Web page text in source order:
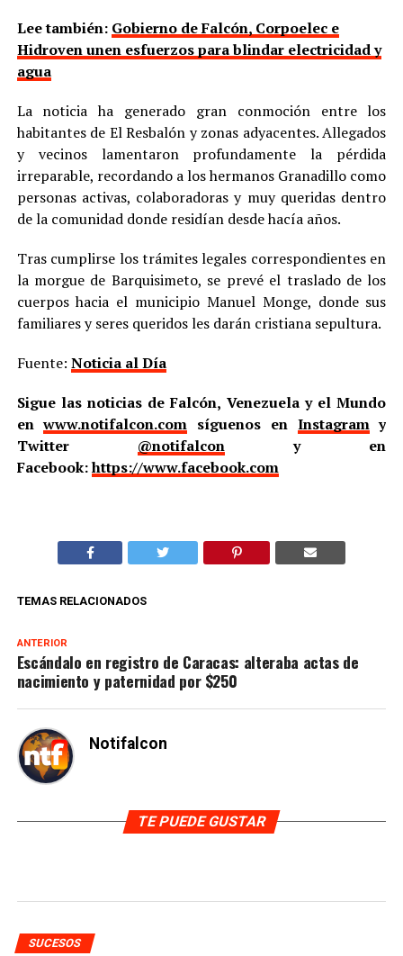
Lee también: Gobierno de Falcón, Corpoelec e
Hidroven unen esfuerzos para blindar electricidad y
agua
La noticia ha generado gran conmoción entre los
habitantes de El Resbalón y zonas adyacentes. Allegados
y vecinos lamentaron profundamente la pérdida
irreparable, recordando a los hermanos Granadillo como
personas activas, colaboradoras y muy queridas dentro
de la comunidad donde residían desde hacía años.
Tras cumplirse los trámites legales correspondientes en
la morgue de Barquisimeto, se prevé el traslado de los
cuerpos hacia el municipio Manuel Monge, donde sus
familiares y seres queridos les darán cristiana sepultura.
Fuente: Noticia al Día
Sigue las noticias de Falcón, Venezuela y el Mundo
enwww.notifalcon.com síguenos en Instagramy
Twitter @notifalcony en
Facebook:https://www.facebook.com
TEMAS RELACIONADOS
ANTERIOR
Escándalo en registro de Caracas: alteraba actas de
nacimiento y paternidad por $250
Notifalcon
TE PUEDE GUSTAR
SUCESOS